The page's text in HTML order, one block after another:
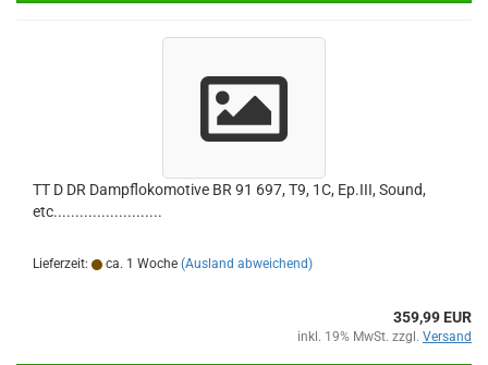
TT D DR Dampflokomotive BR 91 697, T9, 1C, Ep.III, Sound,
etc.........................
Lieferzeit: ca. 1 Woche (Ausland abweichend)
359,99 EUR
inkl. 19% MwSt. zzgl. Versand